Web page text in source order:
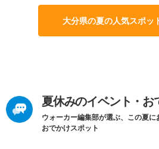
大分県の夏の人気スポッ
夏休みのイベント・お
ウォーカー編集部が選ぶ、この夏に
おでかけスポット